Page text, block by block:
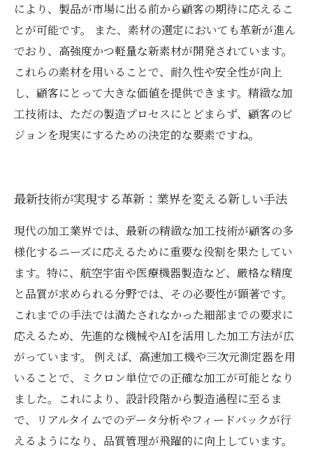
により、製品が市場に出る前から顧客の期待に応えるこ
とが可能です。 また、素材の選定においても革新が進ん
でおり、高強度かつ軽量な新素材が開発されています。
これらの素材を用いることで、耐久性や安全性が向上
し、顧客にとって大きな価値を提供できます。精緻な加
工技術は、ただの製造プロセスにとどまらず、顧客のビ
ジョンを現実にするための決定的な要素ですね。
最新技術が実現する革新：業界を変える新しい手法
現代の加工業界では、最新の精緻な加工技術が顧客の多
様化するニーズに応えるために重要な役割を果たしてい
ます。特に、航空宇宙や医療機器製造など、厳格な精度
と品質が求められる分野では、その必要性が顕著です。
これまでの手法では満たされなかった細部までの要求に
応えるため、先進的な機械やAIを活用した加工方法が広
がっています。 例えば、高速加工機や三次元測定器を用
いることで、ミクロン単位での正確な加工が可能となり
ました。これにより、設計段階から製造過程に至るま
で、リアルタイムでのデータ分析やフィードバックが行
えるようになり、品質管理が飛躍的に向上しています。